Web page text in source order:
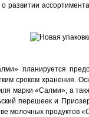
планируется
сроком хранения.
марки «Салми», а
перешеек и
молочных продуктов